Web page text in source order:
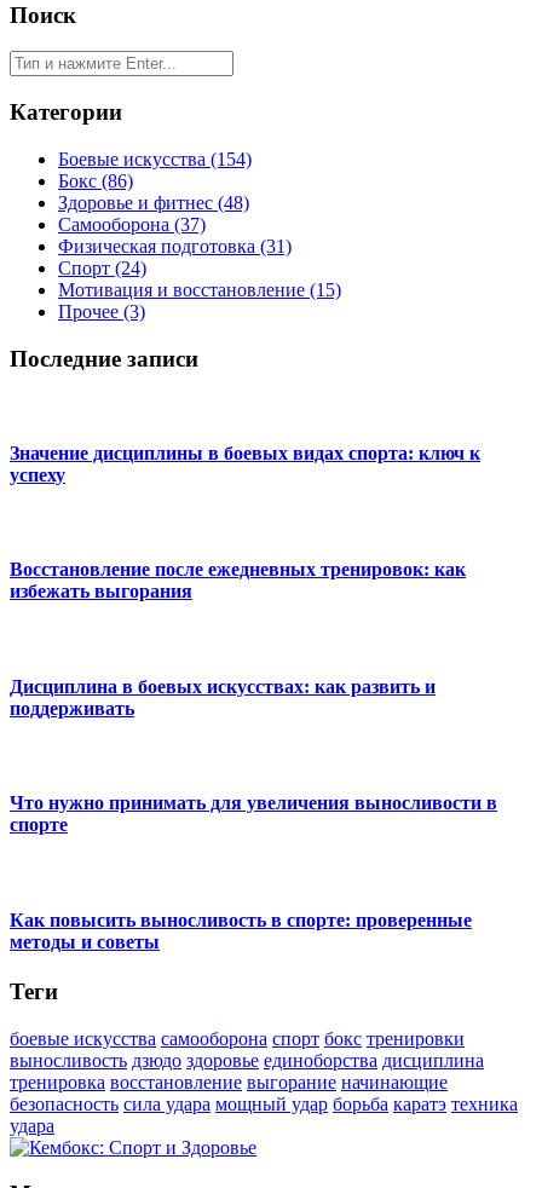
Поиск
Категории
Боевые искусства (154)
Бокс (86)
Здоровье и фитнес (48)
Самооборона (37)
Физическая подготовка (31)
Спорт (24)
Мотивация и восстановление (15)
Прочее (3)
Последние записи
Значение дисциплины в боевых видах спорта: ключ к
успеху
Восстановление после ежедневных тренировок: как
избежать выгорания
Дисциплина в боевых искусствах: как развить и
поддерживать
Что нужно принимать для увеличения выносливости в
спорте
Как повысить выносливость в спорте: проверенные
методы и советы
Теги
боевые искусства самооборона спорт бокс тренировки
выносливость дзюдо здоровье единоборства дисциплина
тренировка восстановление выгорание начинающие
безопасность сила удара мощный удар борьба каратэ техника
удара